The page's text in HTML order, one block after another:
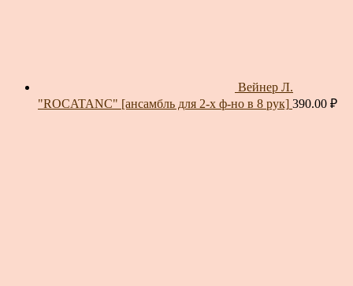
Вейнер Л.
"ROCATANC" [ансамбль для 2-х ф-но в 8 рук] 390.00 ₽